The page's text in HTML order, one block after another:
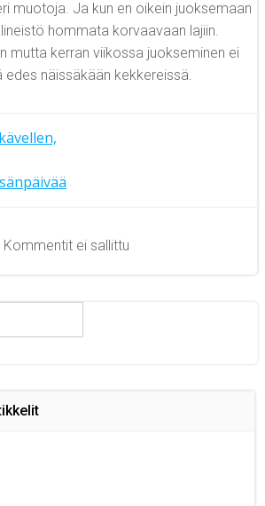
muotoja. Ja kun en oikein juoksemaan
hommata korvaavaan lajiin.
mutta kerran viikossa juokseminen ei
edes näissäkään kekkereissä.
Kommentit ei sallittu